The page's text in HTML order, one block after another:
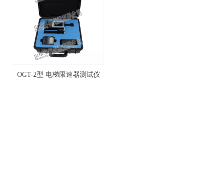
OGT-2型 电梯限速器测试仪